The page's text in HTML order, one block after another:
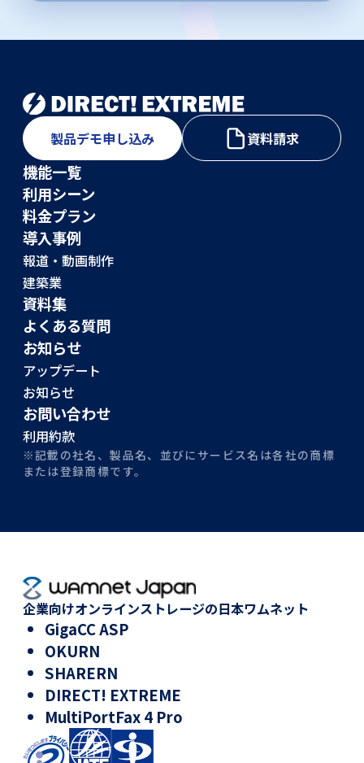
製品デモ申し込み 資料請求
機能一覧
利用シーン
料金プラン
導入事例
報道・動画制作
建築業
資料集
よくある質問
お知らせ
アップデート
お知らせ
お問い合わせ
利用約款
※記載の社名、製品名、並びにサービス名は各社の商標
または登録商標です。
企業向けオンラインストレージの日本ワムネット
GigaCC ASP
OKURN
SHARERN
DIRECT! EXTREME
MultiPortFax 4 Pro